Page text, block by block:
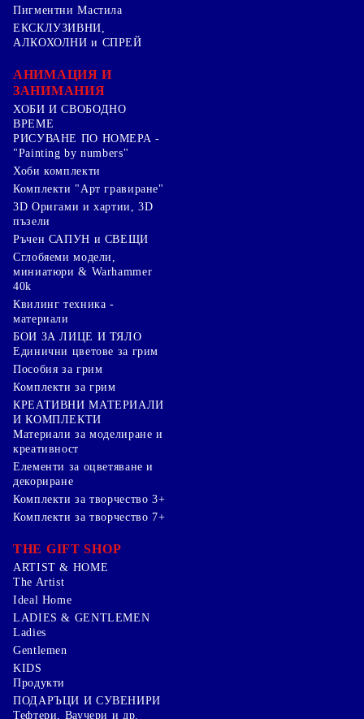
Пигментни Мастила
ЕКСКЛУЗИВНИ,
АЛКОХОЛНИ и СПРЕЙ
АНИМАЦИЯ И
ЗАНИМАНИЯ
ХОБИ И СВОБОДНО
ВРЕМЕ
РИСУВАНЕ ПО НОМЕРА -
"Painting by numbers"
Хоби комплекти
Комплекти "Арт гравиране"
3D Оригами и хартии, 3D
пъзели
Ръчен САПУН и СВЕЩИ
Сглобяеми модели,
миниатюри & Warhammer
40k
Квилинг техника -
материали
БОИ ЗА ЛИЦЕ И ТЯЛО
Единични цветове за грим
Пособия за грим
Комплекти за грим
КРЕАТИВНИ МАТЕРИАЛИ
И КОМПЛЕКТИ
Mатериали за моделиране и
креативност
Елементи за оцветяване и
декориране
Комплекти за творчество 3+
Комплекти за творчество 7+
THE GIFT SHOP
ARTIST & HOME
The Artist
Ideal Home
LADIES & GENTLEMEN
Ladies
Gentlemen
KIDS
Продукти
ПОДАРЪЦИ И СУВЕНИРИ
Тефтери, Ваучери и др.